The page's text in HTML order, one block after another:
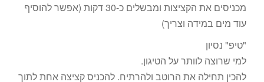
מכניסים את הקציצות ומבשלים כ-30 דקות (אפשר להוסיף
עוד מים במידה וצריך)
"טיפ" נסיון
למי שרוצה לוותר על הטיגון.
להכין תחילה את הרוטב ולהרתיח. להכניס קציצה אחת לתוך